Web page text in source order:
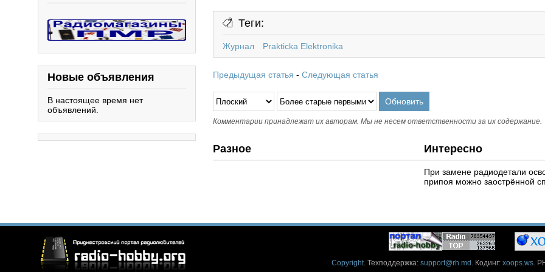
Новые объявления
В настоящее время нет
объявлений.
Теги:
Журнал Prakticka Elektronika
Предыдущая статья - Следующая статья
Комментарии принадлежат их авторам. Мы не несем ответственности за их содержание.
Разное Интересно
При замене радиодетали
припоя можно заострённой
Copyright. Техподдержка: support@rh.md . Кодинг: xoops.ws.